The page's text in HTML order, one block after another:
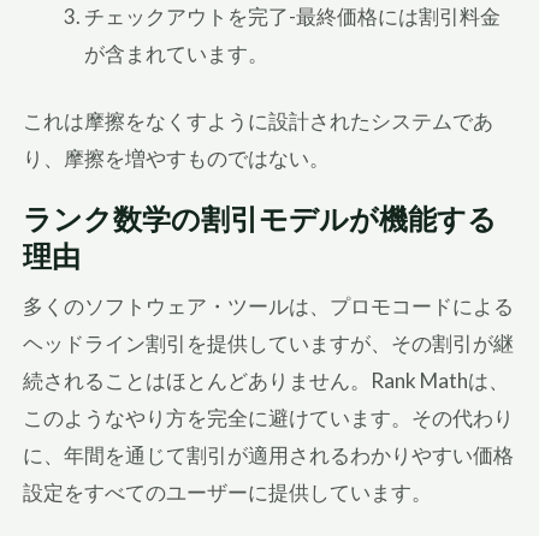
チェックアウトを完了-最終価格には割引料金
が含まれています。
これは摩擦をなくすように設計されたシステムであ
り、摩擦を増やすものではない。
ランク数学の割引モデルが機能する
理由
多くのソフトウェア・ツールは、プロモコードによる
ヘッドライン割引を提供していますが、その割引が継
続されることはほとんどありません。Rank Mathは、
このようなやり方を完全に避けています。その代わり
に、年間を通じて割引が適用されるわかりやすい価格
設定をすべてのユーザーに提供しています。